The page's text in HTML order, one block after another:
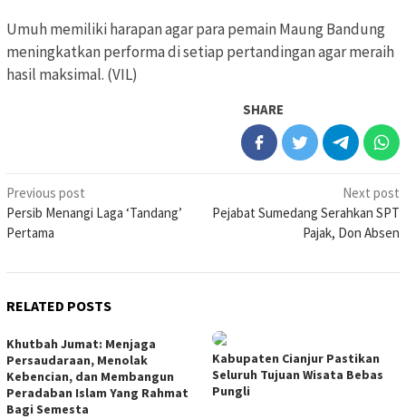
Umuh memiliki harapan agar para pemain Maung Bandung
meningkatkan performa di setiap pertandingan agar meraih
hasil maksimal. (VIL)
SHARE
Post
navigation
Previous post
Persib Menangi Laga ‘Tandang’
Pertama
Next post
Pejabat Sumedang Serahkan SPT
Pajak, Don Absen
RELATED POSTS
Khutbah Jumat: Menjaga
Persaudaraan, Menolak
Kebencian, dan Membangun
Peradaban Islam Yang Rahmat
Bagi Semesta
Kabupaten Cianjur Pastikan
Seluruh Tujuan Wisata Bebas
Pungli